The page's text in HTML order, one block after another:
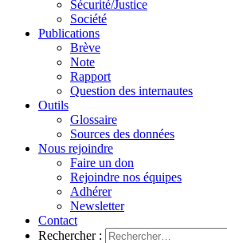
Sécurité/Justice
Société
Publications
Brève
Note
Rapport
Question des internautes
Outils
Glossaire
Sources des données
Nous rejoindre
Faire un don
Rejoindre nos équipes
Adhérer
Newsletter
Contact
Rechercher :